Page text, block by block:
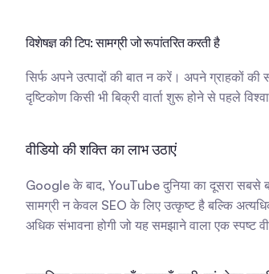
विशेषज्ञ की टिप: सामग्री जो रूपांतरित करती है
सिर्फ अपने उत्पादों की बात न करें। अपने ग्राहकों
दृष्टिकोण किसी भी बिक्री वार्ता शुरू होने से पहले
वीडियो की शक्ति का लाभ उठाएं
Google के बाद, YouTube दुनिया का दूसरा सबसे
सामग्री न केवल SEO के लिए उत्कृष्ट है बल्कि
अधिक संभावना होगी जो यह समझाने वाला एक